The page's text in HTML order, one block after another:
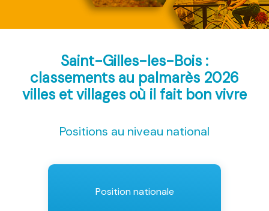
Saint-Gilles-les-Bois :
classements au palmarès 2026
villes et villages où il fait bon vivre
Positions au niveau national
Position nationale